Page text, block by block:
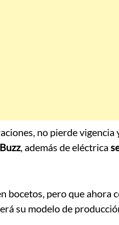
no pierde vigencia
, además de eléctrica
bocetos, pero que ahora
su modelo de